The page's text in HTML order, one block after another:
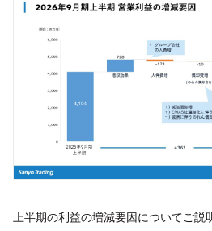
上半期の利益の増減要因についてご説